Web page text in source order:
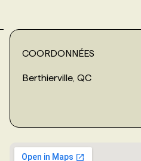
COORDONNÉES
Berthierville, QC